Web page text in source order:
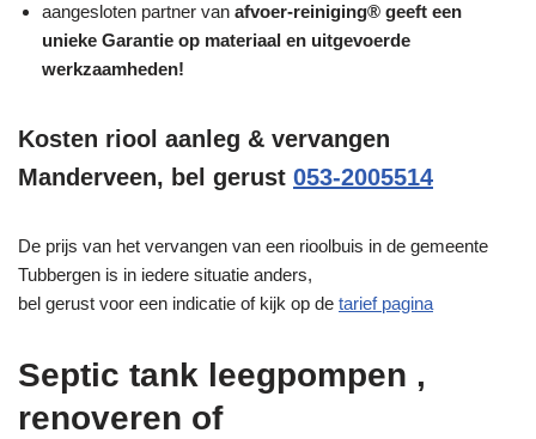
aangesloten partner van afvoer-reiniging® geeft een
unieke Garantie op materiaal en uitgevoerde
werkzaamheden!
Kosten riool aanleg & vervangen
Manderveen, bel gerust 053-2005514
De prijs van het vervangen van een rioolbuis in de gemeente
Tubbergen is in iedere situatie anders,
bel gerust voor een indicatie of kijk op de tarief pagina
Septic tank leegpompen ,
renoveren of